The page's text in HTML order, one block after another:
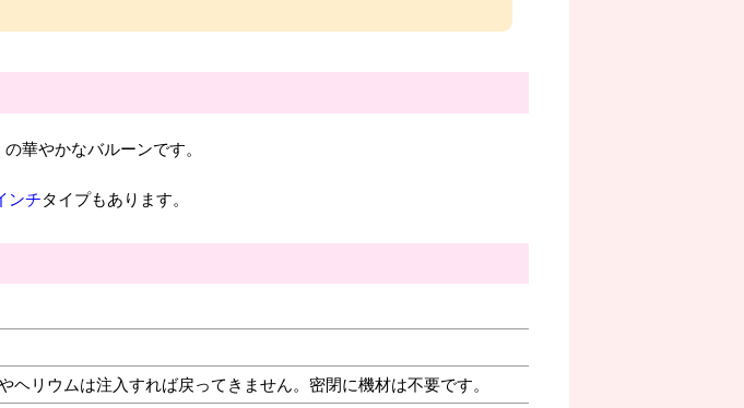
華やかなバルーンです。
ンチタイプもあります。
ヘリウムは注入すれば戻ってきません。密閉に機材は不要です。